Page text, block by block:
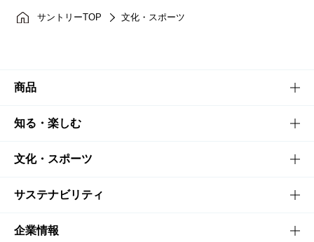
サントリーTOP 文化・スポーツ
商品
商品TOP
商品一覧
商品発売情報
栄養成分一覧
知る・楽しむ
知る・楽しむTOP
キャンペーン
工場見学
文化・スポーツ
文化・スポーツTOP
サントリーホール
サステナビリティ
サステナビリティTOP
企業情報